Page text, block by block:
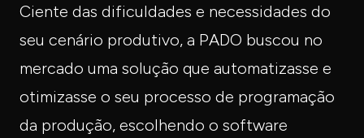
Ciente das dificuldades e necessidades do
seu cenário produtivo, a PADO buscou no
mercado uma solução que automatizasse e
otimizasse o seu processo de programação
da produção, escolhendo o software